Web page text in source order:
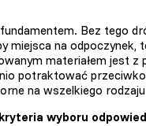
Bez tego
miejsca na odpoczynek,
materiałem jest z
potraktować
na wszelkiego rodzaju
wyboru